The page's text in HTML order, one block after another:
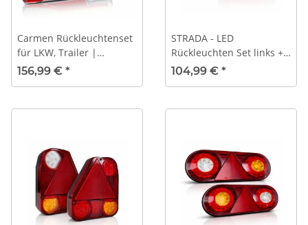
Carmen Rückleuchtenset
für LKW, Trailer |
304x132 | Festanschluss
156,99 € *
STRADA - LED
Rückleuchten Set links +
rechts - 238x49,5mm -
104,99 € *